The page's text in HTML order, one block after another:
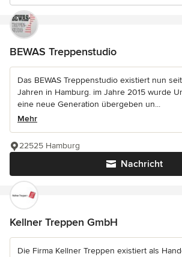
BEWAS Treppenstudio
Das BEWAS Treppenstudio existiert nun
Jahren in Hamburg. im Jahre 2015 wurde
eine neue Generation übergeben un...
Mehr
Nachricht
22525 Hamburg
Kellner Treppen GmbH
Die Firma Kellner Treppen existiert als